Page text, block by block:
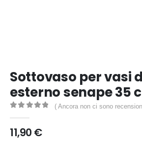
Sottovaso per vasi
esterno senape 35
( Ancora non ci sono
11,90 €